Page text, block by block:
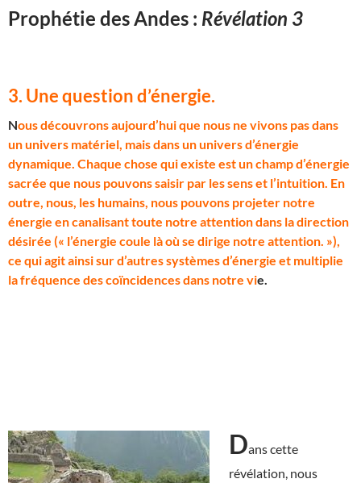
Prophétie des Andes : Révélation 3
3. Une question d’énergie.
Nous découvrons aujourd’hui que nous ne vivons pas dans
un univers matériel, mais dans un univers d’énergie
dynamique. Chaque chose qui existe est un champ d’énergie
sacrée que nous pouvons saisir par les sens et l’intuition. En
outre, nous, les humains, nous pouvons projeter notre
énergie en canalisant toute notre attention dans la direction
désirée (« l’énergie coule là où se dirige notre attention. »),
ce qui agit ainsi sur d’autres systèmes d’énergie et multiplie
la fréquence des coïncidences dans notre vie.
Dans cette
révélation, nous